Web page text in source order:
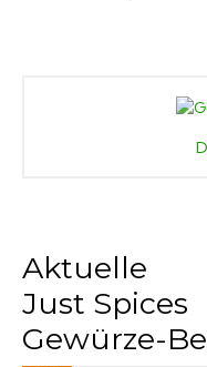
Aktuelle
Just Spices
Gewürze-